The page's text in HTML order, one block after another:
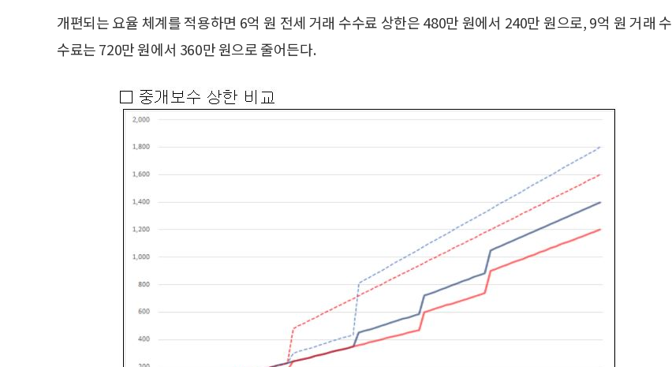
개편되는 요율 체계를 적용하면 6억 원 전세 거래 수수료 상한은 480만 원에서 240만 원으로, 9억 원 거래 수
수료는 720만 원에서 360만 원으로 줄어든다.